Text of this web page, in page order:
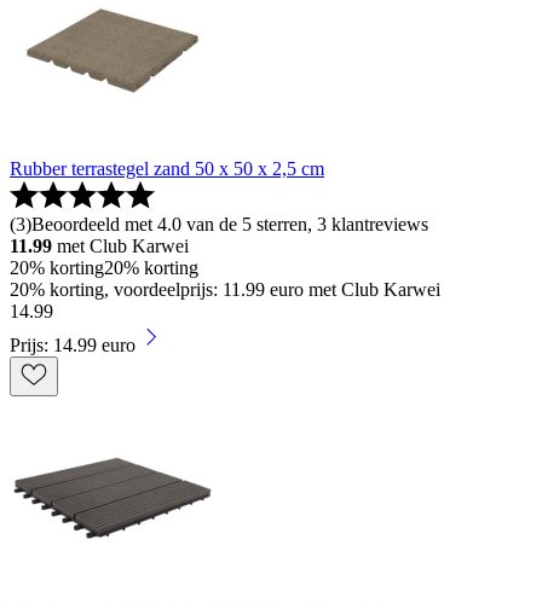
Rubber terrastegel zand 50 x 50 x 2,5 cm
(3)Beoordeeld met 4.0 van de 5 sterren, 3 klantreviews
11.99 met Club Karwei
20% korting20% korting
20% korting, voordeelprijs: 11.99 euro met Club Karwei
14.99
Prijs: 14.99 euro